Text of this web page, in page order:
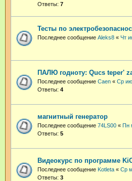
Ответы: 7
Тесты по
Последнее сообщение Aleks8 « Чт
ПАЛЮ годноту: Qucs teper'
Последнее сообщение Caen « Ср
Ответы: 4
магнитный генератор
Последнее сообщение 74LS00 « Пн
Ответы: 5
Видеокурс по программе
Последнее сообщение Kotleta « Ср
Ответы: 3